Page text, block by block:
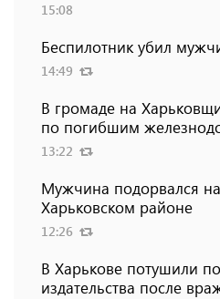
15:08
Беспилотник убил
14:49
В громаде на
по погибшим
13:22
Мужчина подорвался
Харьковском районе
12:26
В Харькове потушили
издательства после